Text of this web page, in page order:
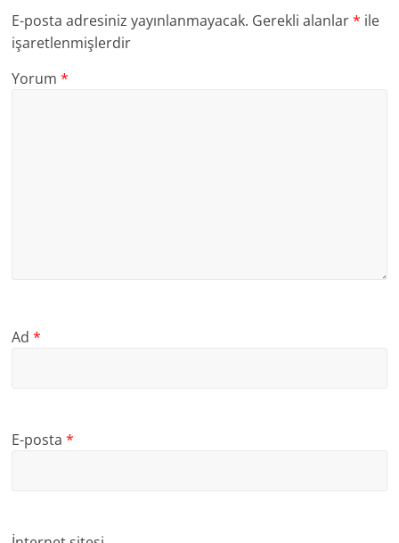
E-posta adresiniz yayınlanmayacak. Gerekli alanlar* ile
işaretlenmişlerdir
Yorum*
Ad*
E-posta*